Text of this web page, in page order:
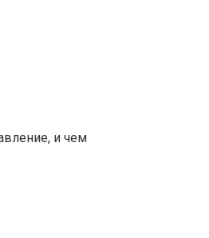
и чем